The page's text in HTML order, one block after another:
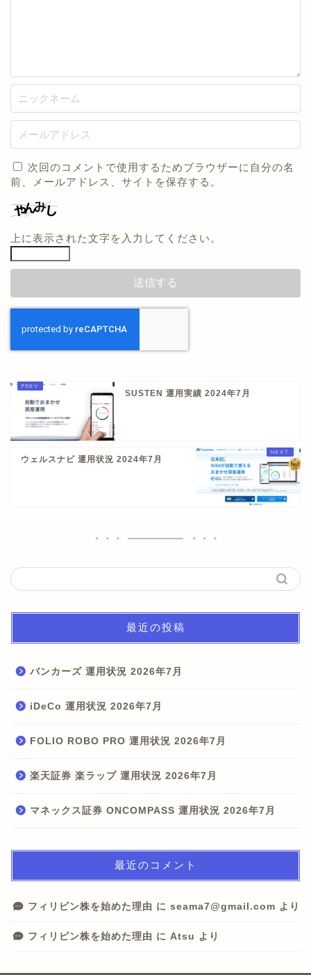
次回のコメントで使用するためブラウザーに自分の名
前、メールアドレス、サイトを保存する。
上に表示された文字を入力してください。
SUSTEN 運用実績 2024年7月
ウェルスナビ 運用状況 2024年7月
最近の投稿
バンカーズ 運用状況 2026年7月
iDeCo 運用状況 2026年7月
FOLIO ROBO PRO 運用状況 2026年7月
楽天証券 楽ラップ 運用状況 2026年7月
マネックス証券 ONCOMPASS 運用状況 2026年7月
最近のコメント
フィリピン株を始めた理由 に seama7@gmail.com より
フィリピン株を始めた理由 に Atsu より